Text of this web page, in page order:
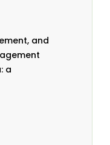
and
a